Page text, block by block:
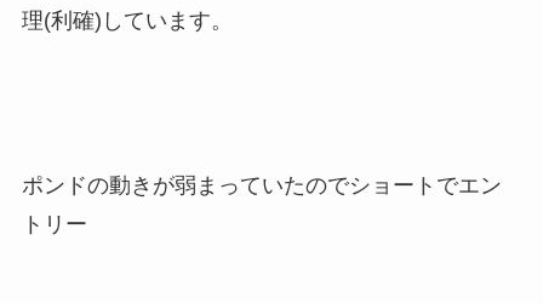
理(利確)しています。
ポンドの動きが弱まっていたのでショートでエン
トリー